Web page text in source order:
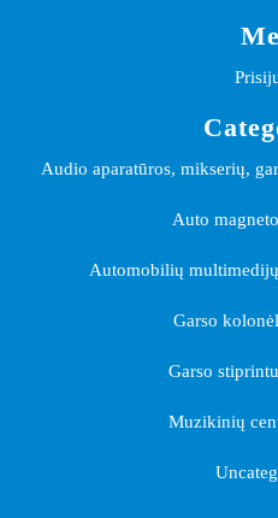
Audio aparatūros, mikserių,
Auto
Automobilių
Garso
Garso
Muzikinių